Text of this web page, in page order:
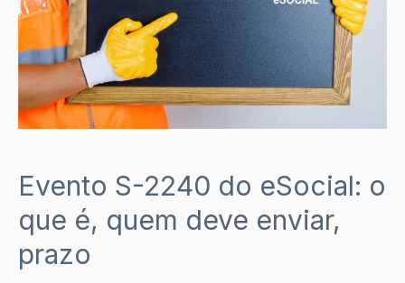
Evento S-2240 do eSocial: o
que é, quem deve enviar,
prazo